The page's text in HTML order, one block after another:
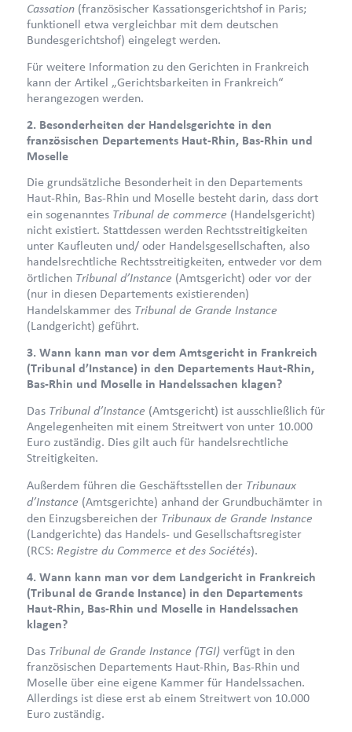
Cassation (französischer Kassationsgerichtshof in Paris;
funktionell etwa vergleichbar mit dem deutschen
Bundesgerichtshof) eingelegt werden.
Für weitere Information zu den Gerichten in Frankreich
kann der Artikel „Gerichtsbarkeiten in Frankreich“
herangezogen werden.
2. Besonderheiten der Handelsgerichte in den
französischen Departements Haut-Rhin, Bas-Rhin und
Moselle
Die grundsätzliche Besonderheit in den Departements
Haut-Rhin, Bas-Rhin und Moselle besteht darin, dass dort
ein sogenanntes Tribunal de commerce (Handelsgericht)
nicht existiert. Stattdessen werden Rechtsstreitigkeiten
unter Kaufleuten und/ oder Handelsgesellschaften, also
handelsrechtliche Rechtsstreitigkeiten, entweder vor dem
örtlichen Tribunal d’Instance (Amtsgericht) oder vor der
(nur in diesen Departements existierenden)
Handelskammer des Tribunal de Grande Instance
(Landgericht) geführt.
3. Wann kann man vor dem Amtsgericht in Frankreich
(Tribunal d’Instance) in den Departements Haut-Rhin,
Bas-Rhin und Moselle in Handelssachen klagen?
Das Tribunal d’Instance (Amtsgericht) ist ausschließlich für
Angelegenheiten mit einem Streitwert von unter 10.000
Euro zuständig. Dies gilt auch für handelsrechtliche
Streitigkeiten.
Außerdem führen die Geschäftsstellen der Tribunaux
d’Instance (Amtsgerichte) anhand der Grundbuchämter in
den Einzugsbereichen der Tribunaux de Grande Instance
(Landgerichte) das Handels- und Gesellschaftsregister
(RCS: Registre du Commerce et des Sociétés).
4. Wann kann man vor dem Landgericht in Frankreich
(Tribunal de Grande Instance) in den Departements
Haut-Rhin, Bas-Rhin und Moselle in Handelssachen
klagen?
Das Tribunal de Grande Instance (TGI) verfügt in den
französischen Departements Haut-Rhin, Bas-Rhin und
Moselle über eine eigene Kammer für Handelssachen.
Allerdings ist diese erst ab einem Streitwert von 10.000
Euro zuständig.